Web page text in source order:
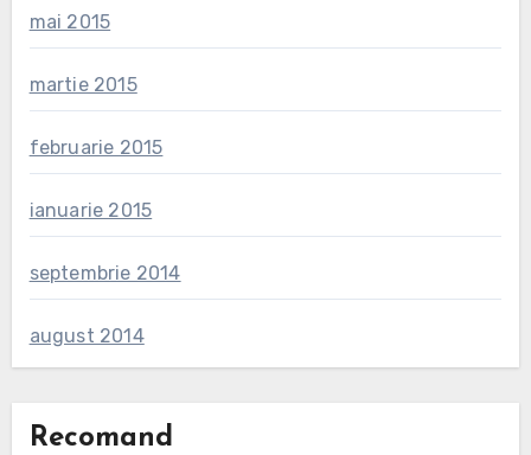
mai 2015
martie 2015
februarie 2015
ianuarie 2015
septembrie 2014
august 2014
Recomand